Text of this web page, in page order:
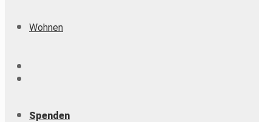
Wohnen
Spenden